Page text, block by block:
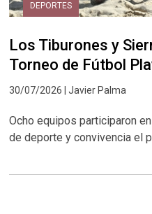
DEPORTES
Los Tiburones y
Torneo de Fútbol
30/07/2026 | Javier Palma
Ocho equipos participaron
de deporte y convivencia el